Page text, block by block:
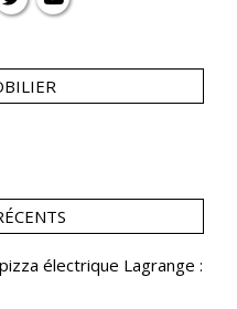
électrique Lagrange :